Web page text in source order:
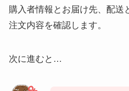
購入者情報とお届け先、配送
注文内容を確認します。
次に進むと…